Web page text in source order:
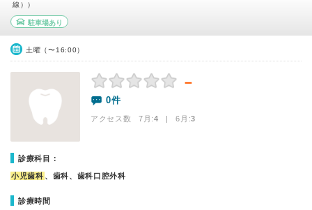
線））
駐車場あり
土曜（〜16:00）
－
0件
アクセス数 7月:4 | 6月:3
診療科目：
小児歯科 、歯科、歯科口腔外科
診療時間